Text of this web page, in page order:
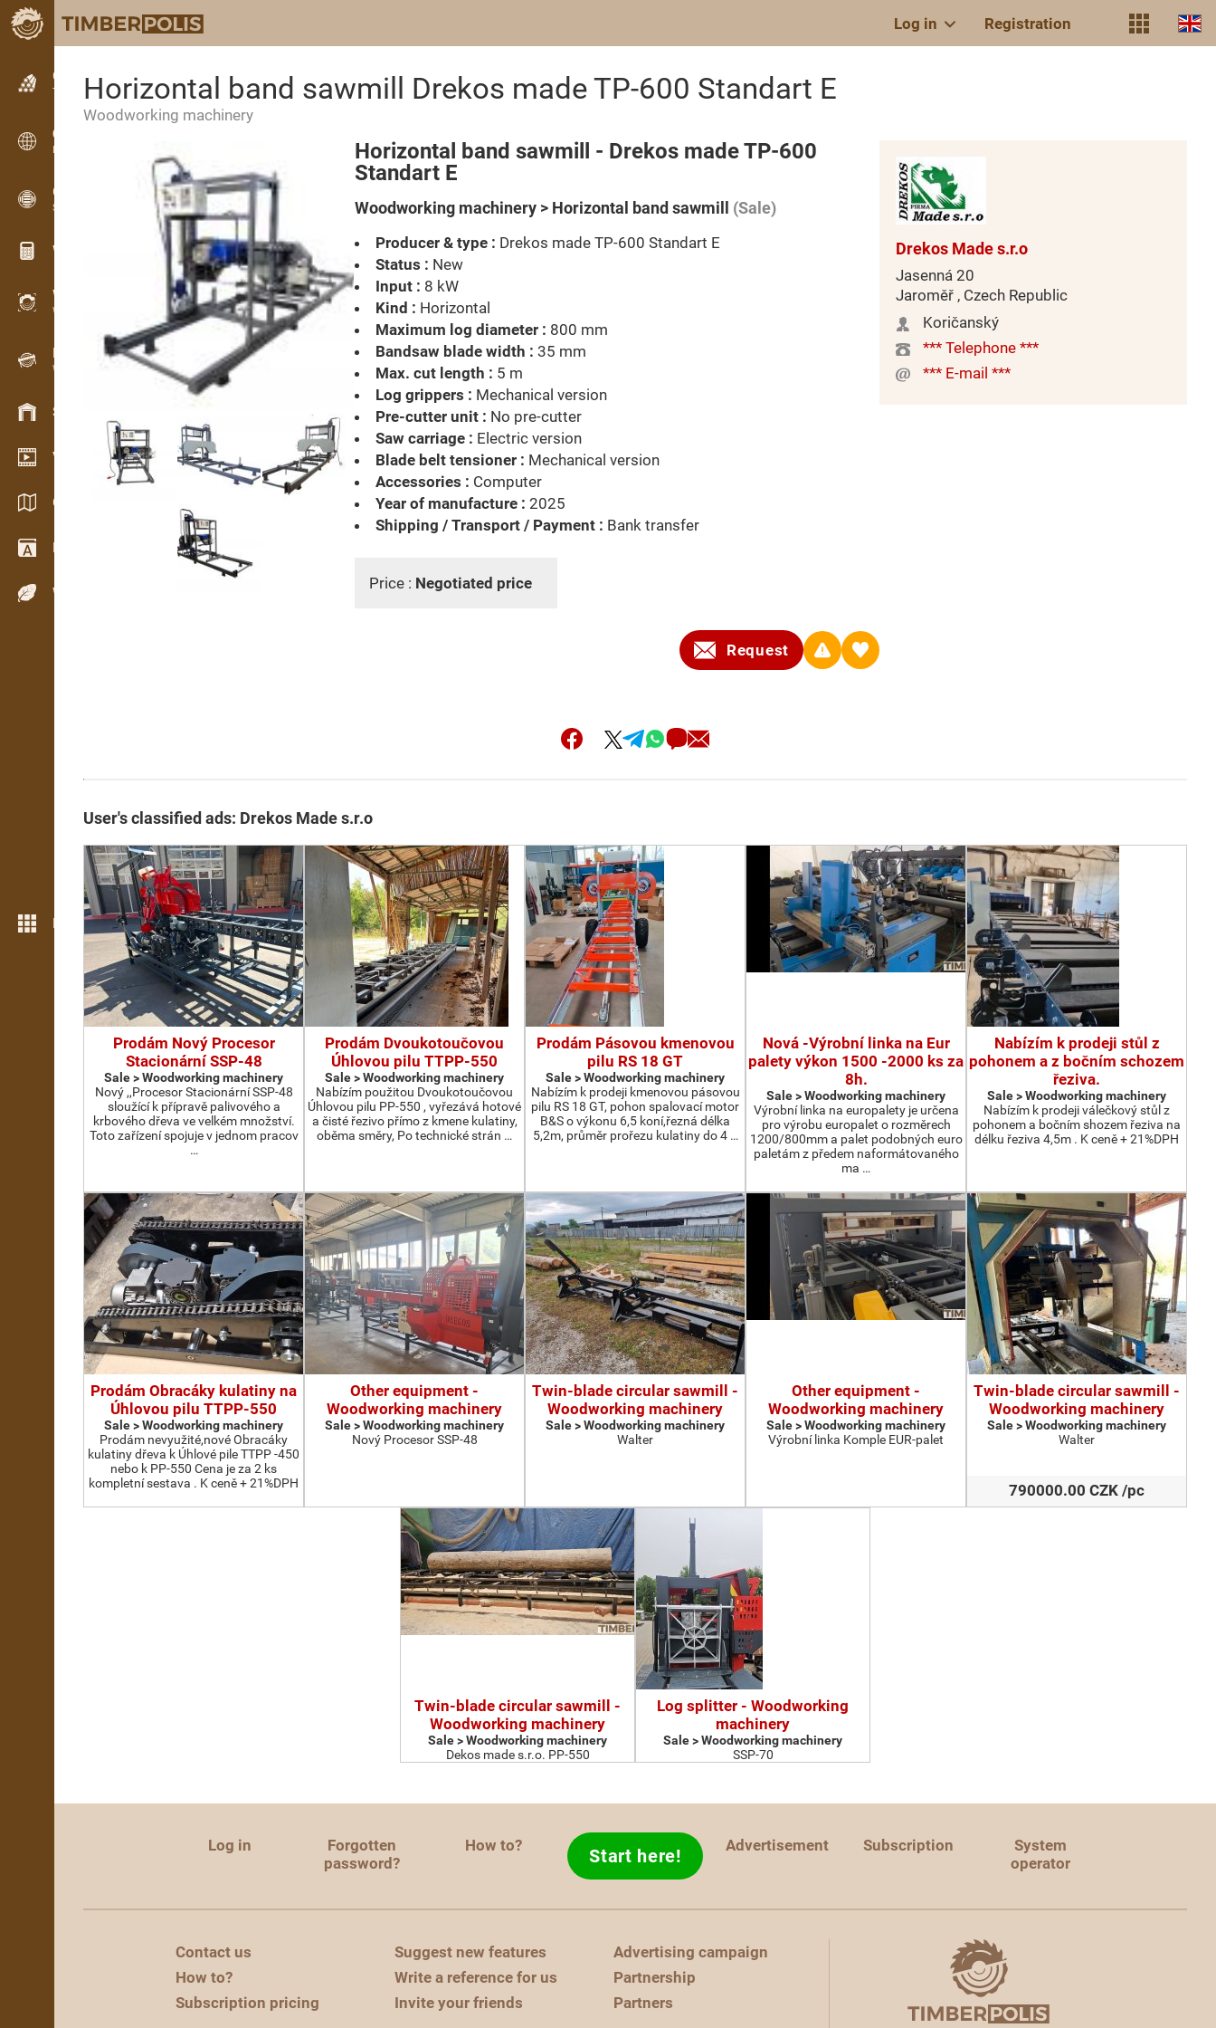
Log in Registration
Classifieds
Text classifieds
Classifieds
International classifieds
OPTI-TIMB
Sawing patterns
Wood calculators
WoodProfi
Wood volume with AI
Recorder
Wood inventory in the field
Stock management
Video showroom
Catalogues / Brochures
Dictionary
Wood Species
More features
Horizontal band sawmill Drekos made TP-600 Standart E
Woodworking machinery
Horizontal band sawmill - Drekos made TP-600
Standart E
Woodworking machinery > Horizontal band sawmill (Sale)
Producer & type : Drekos made TP-600 Standart E
Status : New
Input : 8 kW
Kind : Horizontal
Maximum log diameter : 800 mm
Bandsaw blade width : 35 mm
Max. cut length : 5 m
Log grippers : Mechanical version
Pre-cutter unit : No pre-cutter
Saw carriage : Electric version
Blade belt tensioner : Mechanical version
Accessories : Computer
Year of manufacture : 2025
Shipping / Transport / Payment : Bank transfer
Price : Negotiated price
Request
Drekos Made s.r.o
Jasenná 20
Jaroměř , Czech Republic
Koričanský
*** Telephone ***
*** E-mail ***
User's classified ads: Drekos Made s.r.o
Prodám Nový Procesor
Stacionární SSP-48
Sale > Woodworking machinery
Nový ,,Procesor Stacionární SSP-48
sloužící k přípravě palivového a
krbového dřeva ve velkém množství.
Toto zařízení spojuje v jednom pracov
…
Prodám Dvoukotoučovou
Úhlovou pilu TTPP-550
Sale > Woodworking machinery
Nabízím použitou Dvoukotoučovou
Úhlovou pilu PP-550 , vyřezává hotové
a čisté řezivo přímo z kmene kulatiny,
oběma směry, Po technické strán …
Prodám Pásovou kmenovou
pilu RS 18 GT
Sale > Woodworking machinery
Nabízím k prodeji kmenovou pásovou
pilu RS 18 GT, pohon spalovací motor
B&S o výkonu 6,5 koní,řezná délka
5,2m, průměr prořezu kulatiny do 4 …
Nová -Výrobní linka na Eur
palety výkon 1500 -2000 ks za
8h.
Sale > Woodworking machinery
Výrobní linka na europalety je určena
pro výrobu europalet o rozměrech
1200/800mm a palet podobných euro
paletám z předem naformátovaného
ma …
Nabízím k prodeji stůl z
pohonem a z bočním schozem
řeziva.
Sale > Woodworking machinery
Nabízím k prodeji válečkový stůl z
pohonem a bočním shozem řeziva na
délku řeziva 4,5m . K ceně + 21%DPH
Prodám Obracáky kulatiny na
Úhlovou pilu TTPP-550
Sale > Woodworking machinery
Prodám nevyužité,nové Obracáky
kulatiny dřeva k Úhlové pile TTPP -450
nebo k PP-550 Cena je za 2 ks
kompletní sestava . K ceně + 21%DPH
Other equipment -
Woodworking machinery
Sale > Woodworking machinery
Nový Procesor SSP-48
Twin-blade circular sawmill -
Woodworking machinery
Sale > Woodworking machinery
Walter
Other equipment -
Woodworking machinery
Sale > Woodworking machinery
Výrobní linka Komple EUR-palet
Twin-blade circular sawmill -
Woodworking machinery
Sale > Woodworking machinery
Walter
790000.00 CZK /pc
Twin-blade circular sawmill -
Woodworking machinery
Sale > Woodworking machinery
Dekos made s.r.o. PP-550
Log splitter - Woodworking
machinery
Sale > Woodworking machinery
SSP-70
Log in
Forgotten
password?
How to? Start here! Advertisement Subscription
System
operator
Contact us
How to?
Subscription pricing
Suggest new features
Write a reference for us
Invite your friends
Advertising campaign
Partnership
Partners